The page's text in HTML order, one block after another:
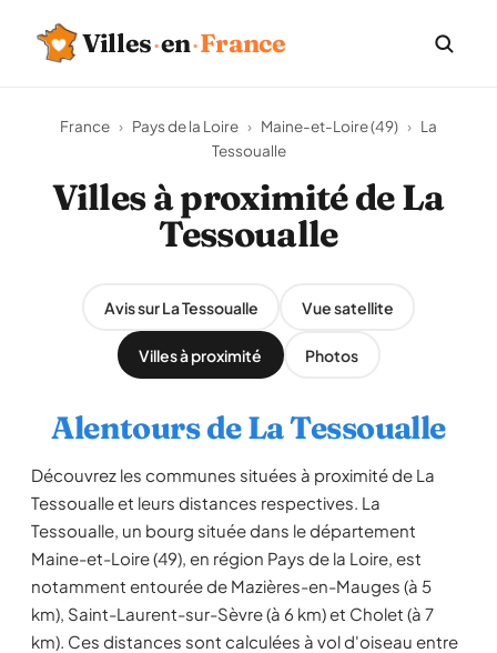
Villes·en·France
France › Pays de la Loire › Maine-et-Loire (49) › La
Tessoualle
Villes à proximité de La
Tessoualle
Avis sur La Tessoualle Vue satellite
Villes à proximité Photos
Alentours de La Tessoualle
Découvrez les communes situées à proximité de La
Tessoualle et leurs distances respectives. La
Tessoualle, un bourg située dans le département
Maine-et-Loire (49), en région Pays de la Loire, est
notamment entourée de Mazières-en-Mauges (à 5
km), Saint-Laurent-sur-Sèvre (à 6 km) et Cholet (à 7
km). Ces distances sont calculées à vol d'oiseau entre